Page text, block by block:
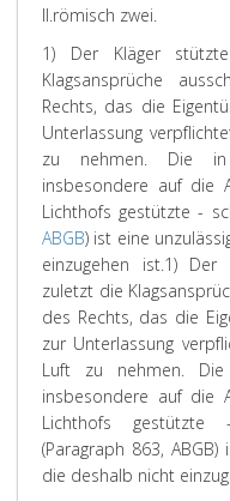
II.römisch zwei.
1) Der Kläger
Klagsansprüche
Rechts, das die
Unterlassung
zu nehmen. Die
insbesondere auf die
Lichthofs gestützte -
ABGB) ist eine
einzugehen ist.1) Der
zuletzt die
des Rechts, das die
zur Unterlassung
Luft zu nehmen.
insbesondere auf die
Lichthofs gestützte
(Paragraph 863,
die deshalb nicht